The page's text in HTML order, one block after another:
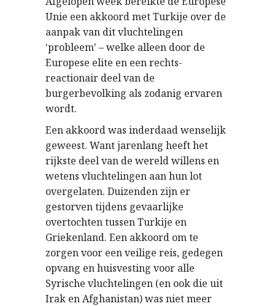
Unie een akkoord met Turkije over de
aanpak van dit vluchtelingen
‘probleem’ – welke alleen door de
Europese elite en een rechts-
reactionair deel van de
burgerbevolking als zodanig ervaren
wordt.
Een akkoord was inderdaad wenselijk
geweest. Want jarenlang heeft het
rijkste deel van de wereld willens en
wetens vluchtelingen aan hun lot
overgelaten. Duizenden zijn er
gestorven tijdens gevaarlijke
overtochten tussen Turkije en
Griekenland. Een akkoord om te
zorgen voor een veilige reis, gedegen
opvang en huisvesting voor alle
Syrische vluchtelingen (en ook die uit
Irak en Afghanistan) was niet meer